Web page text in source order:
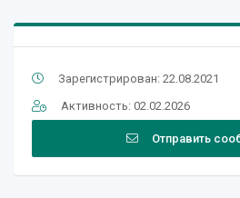
Зарегистрирован: 22.08.2021
Активность: 02.02.2026
Отправить